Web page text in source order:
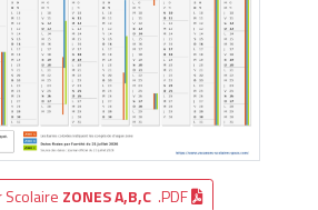
Scolaire ZONES A,B,C .PDF